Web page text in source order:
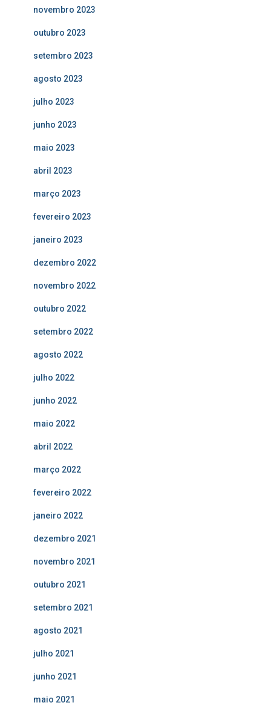
novembro 2023
outubro 2023
setembro 2023
agosto 2023
julho 2023
junho 2023
maio 2023
abril 2023
março 2023
fevereiro 2023
janeiro 2023
dezembro 2022
novembro 2022
outubro 2022
setembro 2022
agosto 2022
julho 2022
junho 2022
maio 2022
abril 2022
março 2022
fevereiro 2022
janeiro 2022
dezembro 2021
novembro 2021
outubro 2021
setembro 2021
agosto 2021
julho 2021
junho 2021
maio 2021